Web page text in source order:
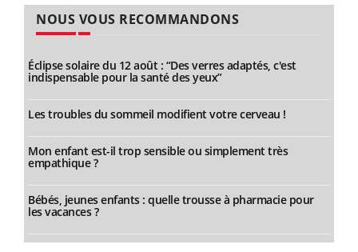
NOUS VOUS RECOMMANDONS
Éclipse solaire du 12 août : “Des verres adaptés, c'est
indispensable pour la santé des yeux”
Les troubles du sommeil modifient votre cerveau !
Mon enfant est-il trop sensible ou simplement très
empathique ?
Bébés, jeunes enfants : quelle trousse à pharmacie pour
les vacances ?